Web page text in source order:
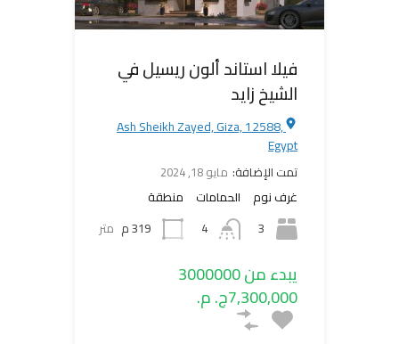
فيلا استاند ألون ريسيل في
الشيخ زايد
Ash Sheikh Zayed, Giza, 12588,
Egypt
تمت الإضافة: مايو 18, 2024
غرف نوم
3
الحمامات
4
منطقة
319 م
متر
يبدء من 3000000
7,300,000ج. م.